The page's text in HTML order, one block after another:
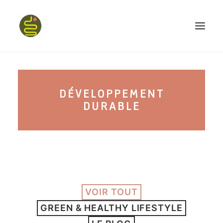
PROGRAMME HAPPY BELLY
MON LIVRE
CONFÉRENCES
podcast kinoa
DÉVELOPPEMENT
DURABLE
VOIR TOUT
GREEN & HEALTHY LIFESTYLE